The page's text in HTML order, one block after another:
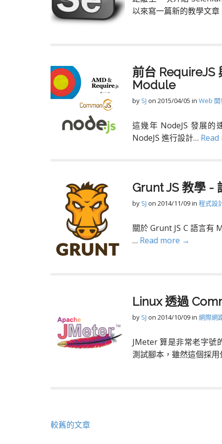
以來寫一篇新的教學文
前台 RequireJS
Module
by SJ on 2015/04/05 in Web 開
這幾年 NodeJS 發展的
NodeJS 進行設計…
Grunt JS 教學 -
by SJ on 2014/11/09in 程式設
關於 Grunt JS C 語言有
… Read more →
Linux 透過
by SJ on 2014/10/09in 網際網
JMeter 算是非常老字號
測試腳本，雖然這個採
文
較舊的文章